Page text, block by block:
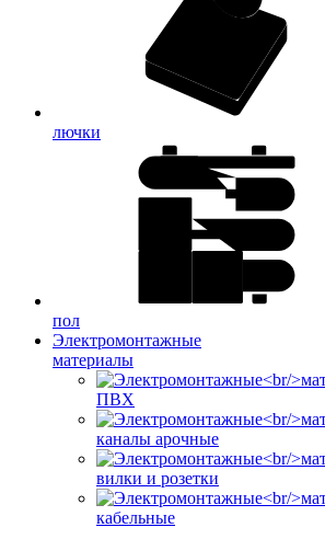
лючки
пол
Электромонтажные
материалы
ПВХ
каналы арочные
вилки и розетки
кабельные